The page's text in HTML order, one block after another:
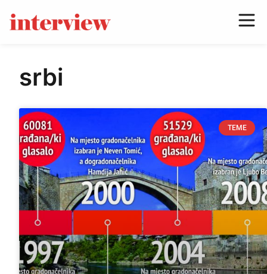
srbi
TEME